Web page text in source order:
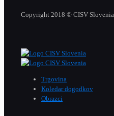
Copyright 2018 © CISV Slovenia
Trgovina
Koledar dogodkov
Obrazci